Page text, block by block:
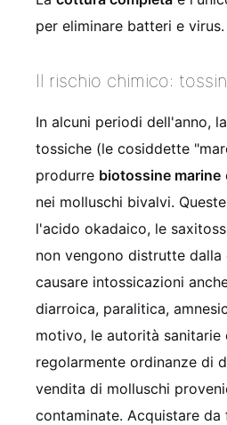
per eliminare batteri e virus.
Il rischio chimico:
In alcuni periodi dell'anno,
tossiche (le cosiddette
produrre biotossine marine
nei molluschi bivalvi.
l'acido okadaico, le
non vengono distrutte
causare intossicazioni
diarroica, paralitica,
motivo, le autorità sanitarie
regolarmente ordinanze di
vendita di molluschi
contaminate. Acquistare